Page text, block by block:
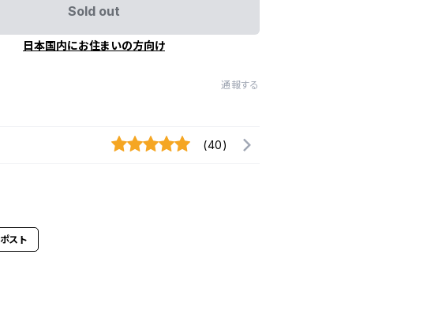
Sold out
日本国内にお住まいの方向け
通報する
(40)
ポスト